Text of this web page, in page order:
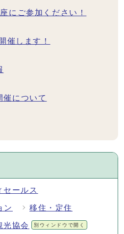
にご参加ください！
催します！
催について
セールス
ン 移住・定住
光協会 別ウィンドウで開く